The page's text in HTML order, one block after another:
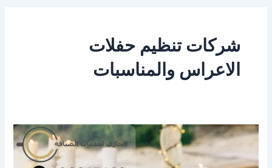
شركات تنظيم حفلات
الاعراس والمناسبات
شركات
حفلات